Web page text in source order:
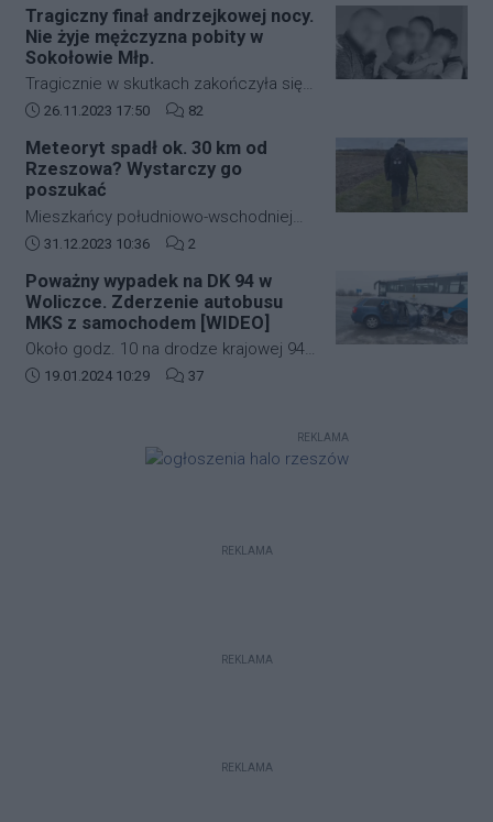
strefę ograniczonej lotności EP R125.
kardynała Karola Wojtyły na
rzeszowskim osiedlu Biała.
Tragiczny finał andrzejkowej nocy.
Nie żyje mężczyzna pobity w
Sokołowie Młp.
Tragicznie w skutkach zakończyła się
andrzejkowa noc w Sokołowie Młp. W
mężczyzna. Zmarł w drodze do
szpitala.
Data dodania artykułu:
26.11.2023 17:50 Liczba komentarzy artykułu:
82
Meteoryt spadł ok. 30 km od
Rzeszowa? Wystarczy go
poszukać
Mieszkańcy południowo-wschodniej
Polski kilkanaście dni temu mogli
Świadkowie zdarzenia twierdzą, że
najpierw usłyszeli głośny huk, a
następnie zobaczyli jasną kulę ognia,
która przeleciała przez niebo.
Data dodania artykułu:
31.12.2023 10:36 Liczba komentarzy artykułu:
2
Poważny wypadek na DK 94 w
Woliczce. Zderzenie autobusu
MKS z samochodem [WIDEO]
Około godz. 10 na drodze krajowej 94
w Woliczce w gminie Świlcza doszło
Data dodania artykułu:
19.01.2024 10:29 Liczba komentarzy artykułu:
37
REKLAMA
REKLAMA
REKLAMA
REKLAMA